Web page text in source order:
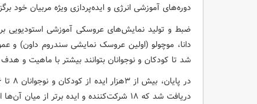
دوره‌های آموزشی انرژی و ایده‌پردازی ویژه مربیان خود
ضبط و تولید نمایش‌های عروسکی آموزشی
دانا، موچولو (اولین عروسک نمایشی سندروم داون)
شد تا کودکان و نوجوانان بتوانند بیشتر با ماهیت و
دریافت شد که ۱۸ شرکت‌کننده و ایده برتر از میان آن‌ها انتخاب شده و به مرحله ضبط برنامه تلویزیونی رسید.